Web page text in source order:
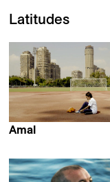
Latitudes
Amal